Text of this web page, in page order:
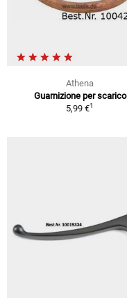
Athena
Guarnizione per scarico
5,99 €1